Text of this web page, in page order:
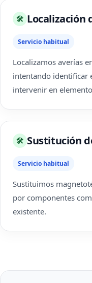
🛠 Localización
Servicio habitual
Localizamos averías
intentando identificar
intervenir en
🛠 Sustitución
Servicio habitual
Sustituimos
por componentes
existente.